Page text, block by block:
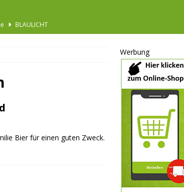
BLAULICHT
BLAULICHT
Bier für einen guten Zweck.
Werbung